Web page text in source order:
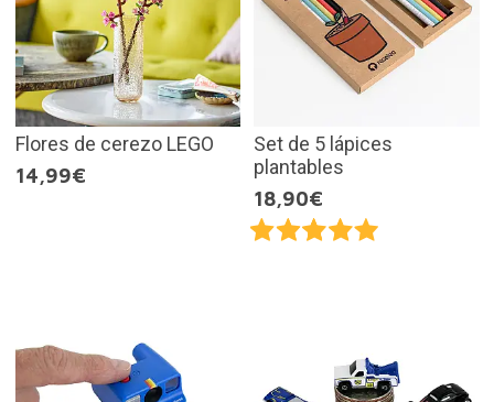
Flores de cerezo LEGO
14,99€
Set de 5 lápices
plantables
18,90€